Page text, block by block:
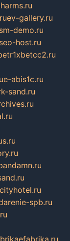
ev-gallery.ru
demo.ru
host.ru
e-abis1c.ru
sand.ru
spb.ru